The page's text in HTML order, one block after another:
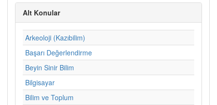
Alt Konular
Arkeoloji (Kazıbilim)
Başarı Değerlendirme
Beyin Sinir Bilim
Bilgisayar
Bilim ve Toplum